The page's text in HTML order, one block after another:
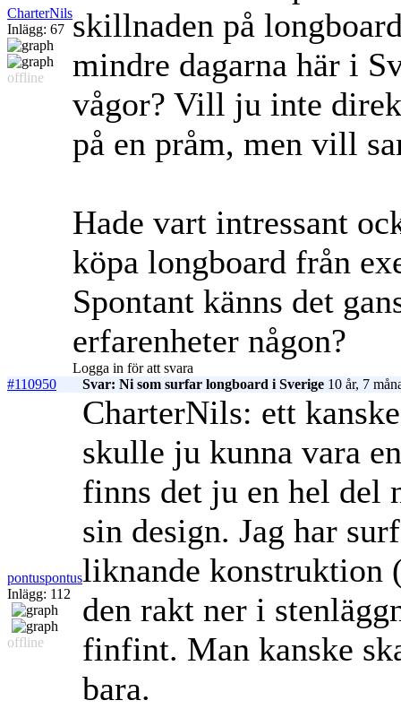
CharterNils
Inlägg: 67
offline
skillnaden på
mindre dagarna här i
vågor? Vill ju inte
på en pråm, men vill
Hade vart intressant
köpa longboard från
Spontant känns det
erfarenheter någon?
Logga in för att svara
#110950
Svar: Ni som surfar longboard i Sverige 10 år, 7
pontuspontus
Inlägg: 112
offline
CharterNils: ett
skulle ju kunna vara
finns det ju en hel del
sin design. Jag har
liknande konstruktion
den rakt ner i
finfint. Man kanske
bara.